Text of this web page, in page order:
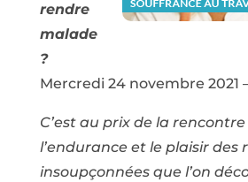
rendre
malade
?
Mercredi 24 novembre 2021 –
C’est au prix de la rencontre
l’endurance et le plaisir des
insoupçonnées que l’on